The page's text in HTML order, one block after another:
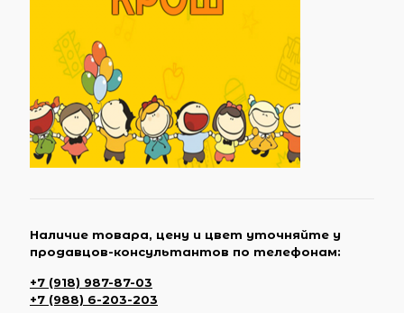
Наличие товара, цену и цвет уточняйте у
продавцов-консультантов по телефонам:
+7 (918) 987-87-03
+7 (988) 6-203-203